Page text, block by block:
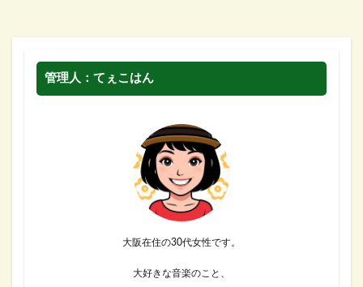
管理人：てぇこはん
大阪在住の30代女性です。
大好きな音楽のこと、